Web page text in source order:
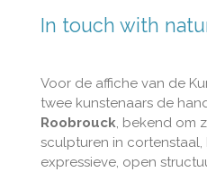
In touch with
Voor de affiche van de
twee kunstenaars de
Roobrouck, bekend om
sculpturen in
expressieve, open